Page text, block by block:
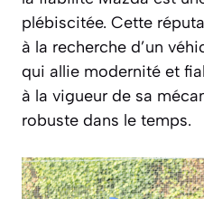
plébiscitée. Cette
à la recherche d’un
qui allie modernité et
à la vigueur de sa
robuste dans le temps.